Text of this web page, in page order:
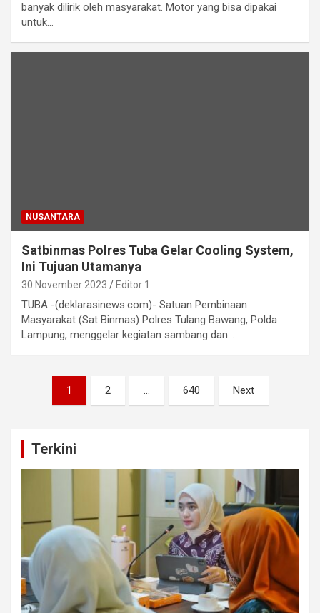
banyak dilirik oleh masyarakat. Motor yang bisa dipakai
untuk…
NUSANTARA
Satbinmas Polres Tuba Gelar Cooling System,
Ini Tujuan Utamanya
30 November 2023 Editor 1
TUBA -(deklarasinews.com)- Satuan Pembinaan
Masyarakat (Sat Binmas) Polres Tulang Bawang, Polda
Lampung, menggelar kegiatan sambang dan…
Paginasi
1 2 … 640 Next
Terkini